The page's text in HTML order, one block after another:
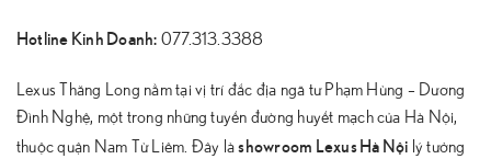
Hotline Kinh Doanh: 077.313.3388
Lexus Thăng Long nằm tại vị trí đắc địa ngã tư Phạm Hùng – Dương
Đình Nghệ, một trong những tuyến đường huyết mạch của Hà Nội,
thuộc quận Nam Từ Liêm. Đây làshowroom Lexus Hà Nội lý tưởng